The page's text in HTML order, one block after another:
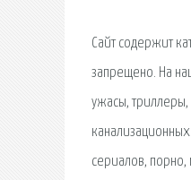
Сайт содержит
запрещено. На
ужасы, триллеры,
сериалов, порно,